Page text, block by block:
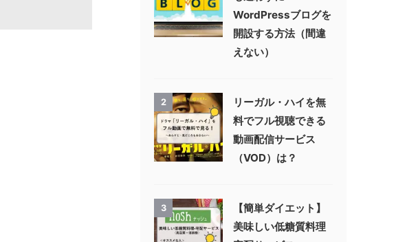
WordPressブログを
開設する方法（間違
えない）
2
リーガル・ハイを無
料でフル視聴できる
動画配信サービス
（VOD）は？
3
【簡単ダイエット】
美味しい低糖質料理